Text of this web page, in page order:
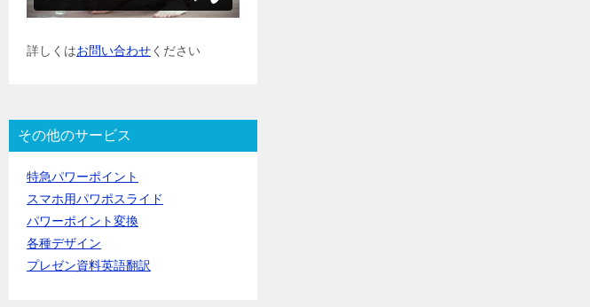
詳しくはお問い合わせください
その他のサービス
特急パワーポイント
スマホ用パワポスライド
パワーポイント変換
各種デザイン
プレゼン資料英語翻訳